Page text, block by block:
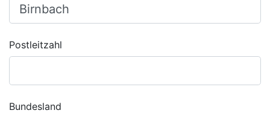
Postleitzahl
Bundesland